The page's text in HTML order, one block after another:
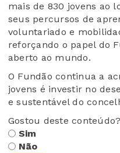
mais de 830 jovens ao
seus percursos de
voluntariado e
reforçando o papel do
aberto ao mundo.
O Fundão continua a
jovens é investir no
e sustentável do
Gostou deste conteúdo?
Sim
Não